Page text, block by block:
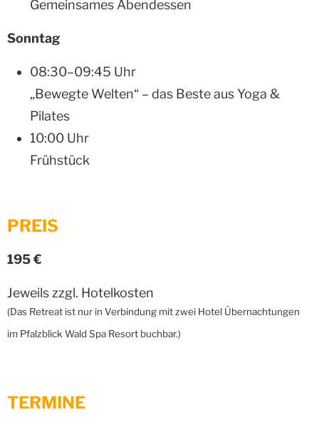
Gemeinsames Abendessen
Sonntag
08:30–09:45 Uhr
„Bewegte Welten“ – das Beste aus Yoga &
Pilates
10:00 Uhr
Frühstück
PREIS
195 €
Jeweils zzgl. Hotelkosten
(Das Retreat ist nur in Verbindung mit zwei Hotel Übernachtungen
im Pfalzblick Wald Spa Resort buchbar.)
TERMINE